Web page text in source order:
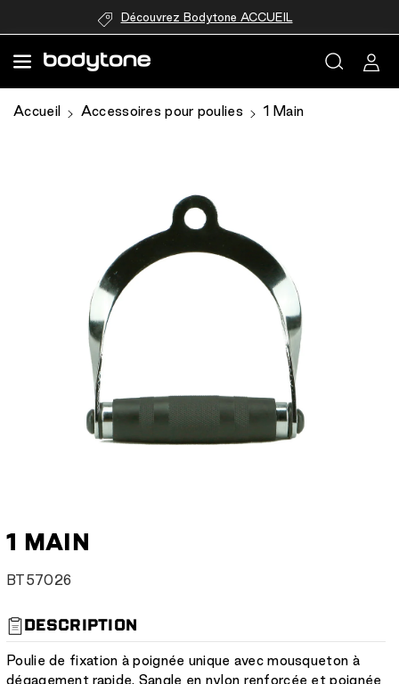
contenu
Découvrez Bodytone ACCUEIL
Accueil Accessoires pour poulies
1 Main
1 MAIN
S
U
:
BT57026
DESCRIPTION
Poulie de fixation à poignée unique avec mousqueton à
dégagement rapide. Sangle en nylon renforcée et poignée